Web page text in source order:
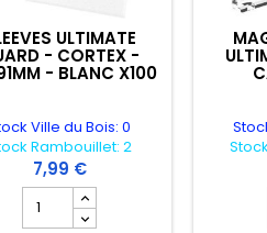
REUTILISABLE - 63X88 - X25
ULTIMATE
- CORTEX -
- BLANC X100
Ville du Bois: 0
Rambouillet: 2
7,99 €
Champ quantité du produit